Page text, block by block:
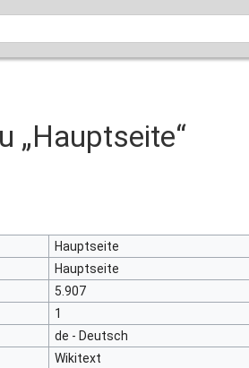
„Hauptseite“
Hauptseite
Hauptseite
5.907
1
de - Deutsch
Wikitext